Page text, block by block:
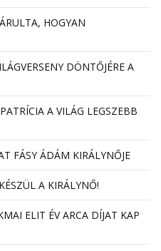
HOGYAN
DÖNTŐJÉRE A
A VILÁG LEGSZEBB
FÁSY ÁDÁM KIRÁLYNŐJE
A KIRÁLYNŐ!
ELIT ÉV ARCA DÍJAT KAP